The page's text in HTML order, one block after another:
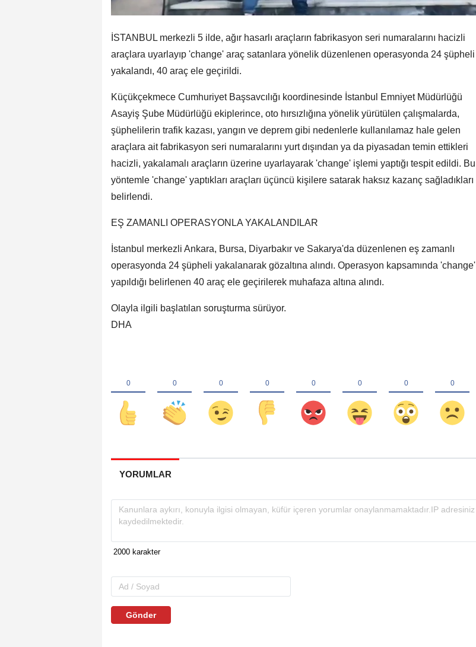
İSTANBUL merkezli 5 ilde, ağır hasarlı araçların fabrikasyon seri numaralarını hacizli
araçlara uyarlayıp 'change' araç satanlara yönelik düzenlenen operasyonda 24 şüpheli
yakalandı, 40 araç ele geçirildi.
Küçükçekmece Cumhuriyet Başsavcılığı koordinesinde İstanbul Emniyet Müdürlüğü
Asayiş Şube Müdürlüğü ekiplerince, oto hırsızlığına yönelik yürütülen çalışmalarda,
şüphelilerin trafik kazası, yangın ve deprem gibi nedenlerle kullanılamaz hale gelen
araçlara ait fabrikasyon seri numaralarını yurt dışından ya da piyasadan temin ettikleri
hacizli, yakalamalı araçların üzerine uyarlayarak 'change' işlemi yaptığı tespit edildi. Bu
yöntemle 'change' yaptıkları araçları üçüncü kişilere satarak haksız kazanç sağladıkları
belirlendi.
EŞ ZAMANLI OPERASYONLA YAKALANDILAR
İstanbul merkezli Ankara, Bursa, Diyarbakır ve Sakarya'da düzenlenen eş zamanlı
operasyonda 24 şüpheli yakalanarak gözaltına alındı. Operasyon kapsamında 'change'
yapıldığı belirlenen 40 araç ele geçirilerek muhafaza altına alındı.
Olayla ilgili başlatılan soruşturma sürüyor.
DHA
YORUMLAR
Gönder